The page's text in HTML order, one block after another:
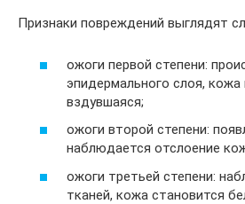
Признаки повреждений выглядят
ожоги первой степени:
эпидермального слоя, кожа
вздувшаяся;
ожоги второй степени:
наблюдается отслоение
ожоги третьей степени:
тканей, кожа становится